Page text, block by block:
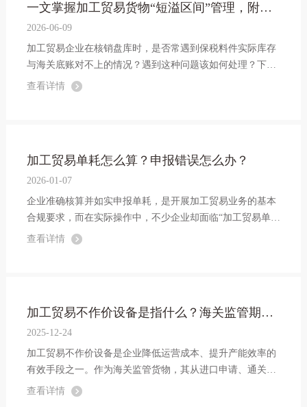
一文掌握加工贸易货物“短溢区间”管理，附计算公式与处置规则
2026-06-09
加工贸易企业在核销盘库时，是否常遇到保税料件实际库存
与海关底账对不上的情况？遇到这种问题该如何处理？下面
带您全面了解加工贸易货物“短溢区间”管理，帮助企业守住
查看详情
加工贸易单耗怎么算？申报错误怎么办？
2026-01-07
企业准确核算并如实申报单耗，是开展加工贸易业务的基本
合规要求，而在实际操作中，不少企业却面临“加工贸易单耗
怎么算？”“申报错误怎么办？”的困惑。本文结合典型案例，
查看详情
加工贸易不作价设备是指什么？海关监管期及相关要点详解
2025-12-24
加工贸易不作价设备是企业降低运营成本、提升产能效率的
有效手段之一。作为海关监管货物，其从进口申请、通关放
行到后续使用与处置，均有明确的监管规定和操作要求。以
查看详情